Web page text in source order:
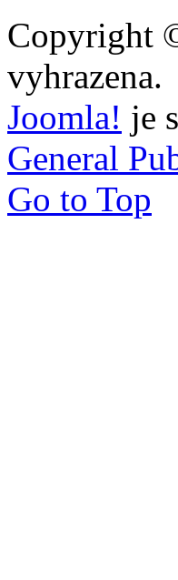
Copyright
vyhrazena.
Joomla! je
General
Go to Top